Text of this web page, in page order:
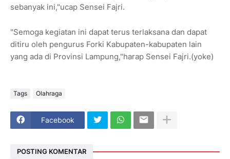
sebanyak ini,"ucap Sensei Fajri.
"Semoga kegiatan ini dapat terus terlaksana dan dapat
ditiru oleh pengurus Forki Kabupaten-kabupaten lain
yang ada di Provinsi Lampung,"harap Sensei Fajri.(yoke)
Tags Olahraga
Facebook
POSTING KOMENTAR